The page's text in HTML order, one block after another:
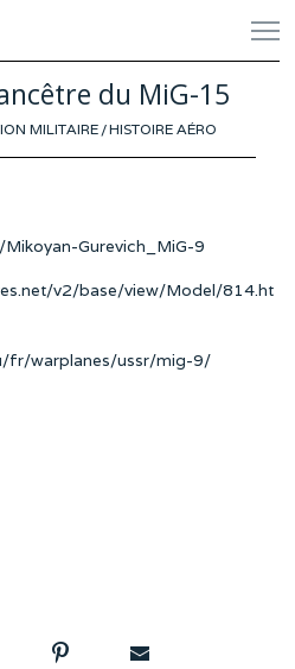
du MiG-15
MILITAIRE /HISTOIRE AÉRO
Gurevich_MiG-9
v2/base/view/Model/814.ht
fr/warplanes/ussr/mig-9/